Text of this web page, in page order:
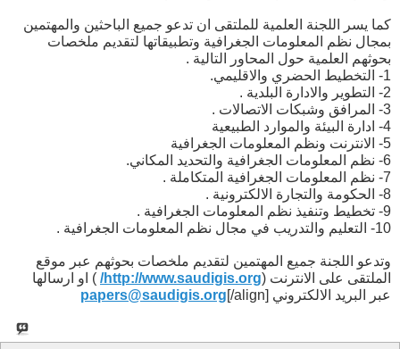
كما يسر اللجنة العلمية للملتقى ان تدعو جميع الباحثين والمهتمين
بمجال نظم المعلومات الجغرافية وتطبيقاتها لتقديم ملخصات
بحوثهم العلمية حول المحاور التالية .
1- التخطيط الحضري والاقليمي.
2- التطوير والادارة البلدية .
3- المرافق وشبكات الاتصالات .
4- ادارة البيئة والموارد الطبيعية
5- الانترنت ونظم المعلومات الجغرافية
6- نظم المعلومات الجغرافية والتحديد المكاني.
7- نظم المعلومات الجغرافية المتكاملة .
8- الحكومة والتجارة الالكترونية .
9- تخطيط وتنفيذ نظم المعلومات الجغرافية .
10- التعليم والتدريب في مجال نظم المعلومات الجغرافية .
وتدعو اللجنة جميع المهتمين لتقديم ملخصات بحوثهم عبر موقع
الملتقى على الانترنت (http://www.saudigis.org/ ) او ارسالها
عبر البريد الالكتروني
papers@saudigis.org[/align]